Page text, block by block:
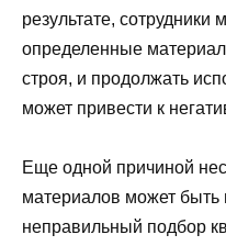
результате, сотрудники
определенные
строя, и продолжать
может привести к
Еще одной причиной
материалов может быть
неправильный подбор